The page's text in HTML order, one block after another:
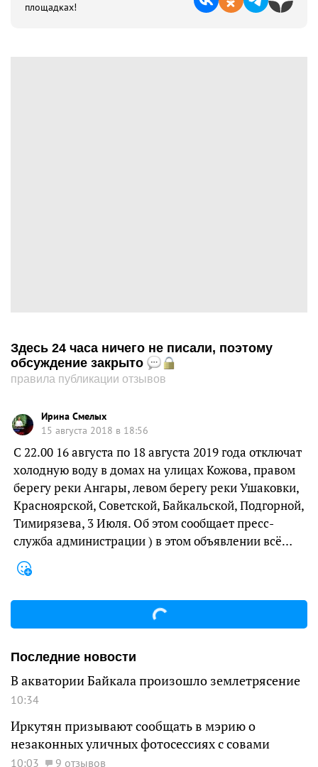
площадках!
Здесь 24 часа ничего не писали, поэтому
обсуждение закрыто
правила публикации отзывов
Ирина Смелых
15 августа 2018 в 18:56
С 22.00 16 августа по 18 августа 2019 года отключат
холодную воду в домах на улицах Кожова, правом
берегу реки Ангары, левом берегу реки Ушаковки,
Красноярской, Советской, Байкальской, Подгорной,
Тимирязева, 3 Июля. Об этом сообщает пресс-
служба администрации ) в этом объявлении всё…
Последние новости
В акватории Байкала произошло землетрясение
10:34
Иркутян призывают сообщать в мэрию о
незаконных уличных фотосессиях с совами
10:03 9 отзывов